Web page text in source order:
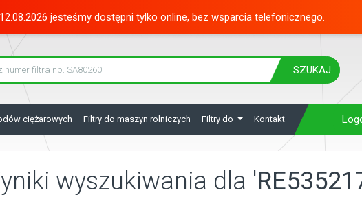
jesteśmy dostępni tylko online, bez wsparcia telefonicznego.
SZUKAJ
ciężarowych Filtry do maszyn rolniczych Filtry do Kontakt
wyszukiwania dla